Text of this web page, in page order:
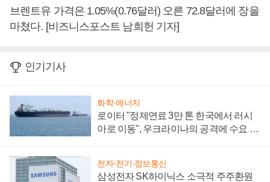
브렌트유 가격은 1.05%(0.76달러) 오른 72.8달러에 장을
마쳤다. [비즈니스포스트 남희헌 기자]
인기기사
화학·에너지
로이터 "정제연료 3만 톤 한국에서 러시
아로 이동", 우크라이나의 공격에 수요 늘
전자·전기·정보통신
삼성전자 SK하이닉스 소극적 주주환원